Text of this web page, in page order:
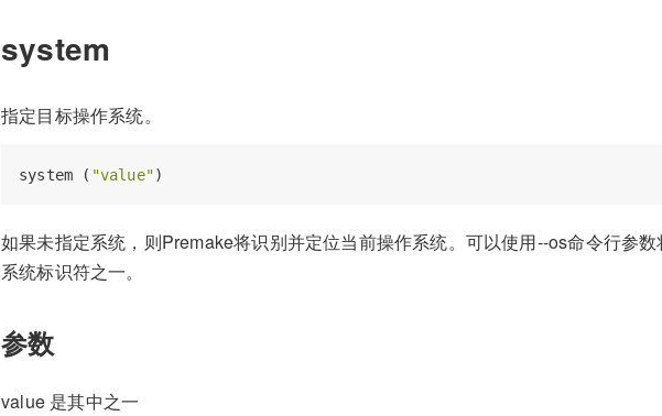
system
指定目标操作系统。
system ( "value"
如果未指定系统，则Premake将识别并定位当前操作系统。可以使用--os命令行参
系统标识符之一。
参数
value 是其中之一